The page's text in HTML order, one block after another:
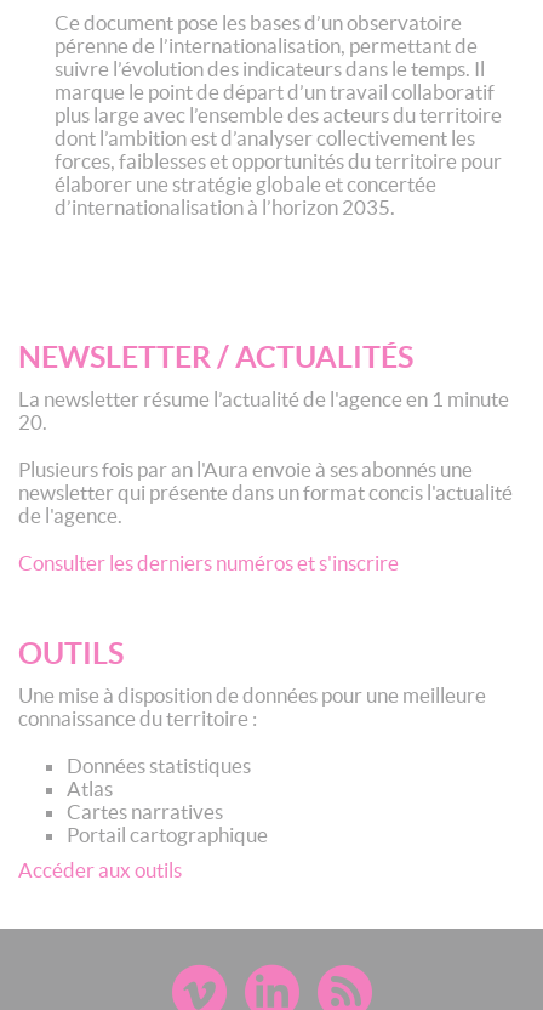
Ce document pose les bases d’un observatoire
pérenne de l’internationalisation, permettant de
suivre l’évolution des indicateurs dans le temps. Il
marque le point de départ d’un travail collaboratif
plus large avec l’ensemble des acteurs du territoire
dont l’ambition est d’analyser collectivement les
forces, faiblesses et opportunités du territoire pour
élaborer une stratégie globale et concertée
d’internationalisation à l’horizon 2035.
NEWSLETTER / ACTUALITÉS
La newsletter résume l’actualité de l'agence en 1 minute
20.
Plusieurs fois par an l'Aura envoie à ses abonnés une
newsletter qui présente dans un format concis l'actualité
de l'agence.
Consulter les derniers numéros et s'inscrire
OUTILS
Une mise à disposition de données pour une meilleure
connaissance du territoire :
Données statistiques
Atlas
Cartes narratives
Portail cartographique
Accéder aux outils